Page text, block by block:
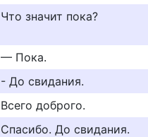
Что значит пока?
— Пока.
- До свидания.
Всего доброго.
Спасибо. До свидания.